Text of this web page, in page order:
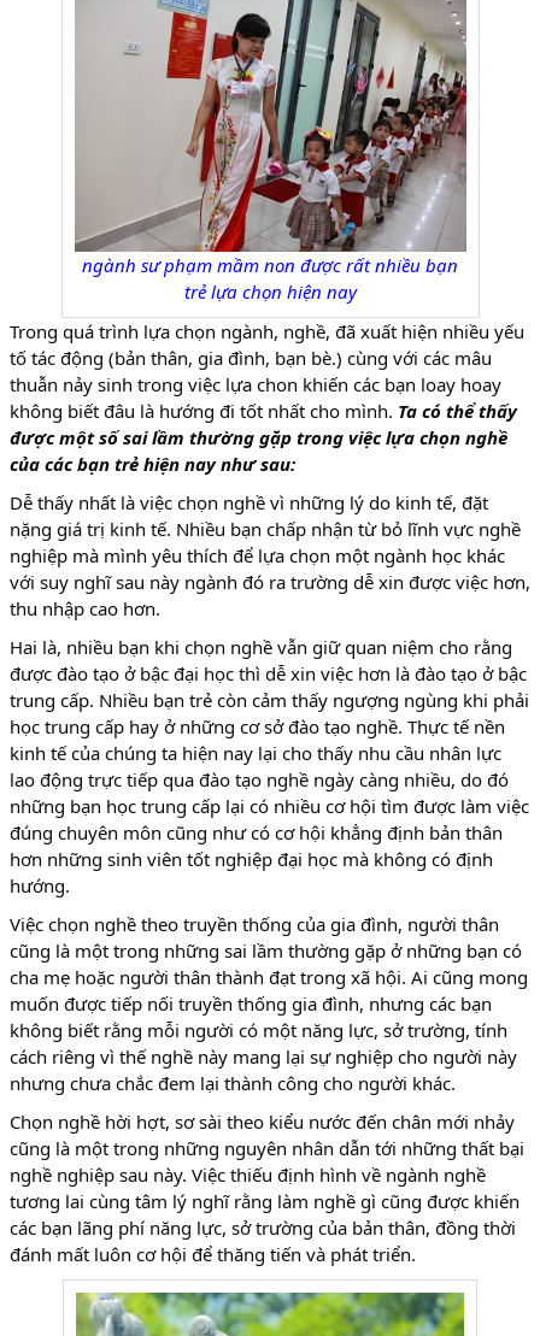
ngành sư phạm mầm non được rất nhiều bạn
trẻ lựa chọn hiện nay
Trong quá trình lựa chọn ngành, nghề, đã xuất hiện nhiều yếu
tố tác động (bản thân, gia đình, bạn bè.) cùng với các mâu
thuẫn nảy sinh trong việc lựa chon khiến các bạn loay hoay
không biết đâu là hướng đi tốt nhất cho mình. Ta có thể thấy
được một số sai lầm thường gặp trong việc lựa chọn nghề
của các bạn trẻ hiện nay như sau:
Dễ thấy nhất là việc chọn nghề vì những lý do kinh tế, đặt
nặng giá trị kinh tế. Nhiều bạn chấp nhận từ bỏ lĩnh vực nghề
nghiệp mà mình yêu thích để lựa chọn một ngành học khác
với suy nghĩ sau này ngành đó ra trường dễ xin được việc hơn,
thu nhập cao hơn.
Hai là, nhiều bạn khi chọn nghề vẫn giữ quan niệm cho rằng
được đào tạo ở bậc đại học thì dễ xin việc hơn là đào tạo ở bậc
trung cấp. Nhiều bạn trẻ còn cảm thấy ngượng ngùng khi phải
học trung cấp hay ở những cơ sở đào tạo nghề. Thực tế nền
kinh tế của chúng ta hiện nay lại cho thấy nhu cầu nhân lực
lao động trực tiếp qua đào tạo nghề ngày càng nhiều, do đó
những bạn học trung cấp lại có nhiều cơ hội tìm được làm việc
đúng chuyên môn cũng như có cơ hội khẳng định bản thân
hơn những sinh viên tốt nghiệp đại học mà không có định
hướng.
Việc chọn nghề theo truyền thống của gia đình, người thân
cũng là một trong những sai lầm thường gặp ở những bạn có
cha mẹ hoặc người thân thành đạt trong xã hội. Ai cũng mong
muốn được tiếp nối truyền thống gia đình, nhưng các bạn
không biết rằng mỗi người có một năng lực, sở trường, tính
cách riêng vì thế nghề này mang lại sự nghiệp cho người này
nhưng chưa chắc đem lại thành công cho người khác.
Chọn nghề hời hợt, sơ sài theo kiểu nước đến chân mới nhảy
cũng là một trong những nguyên nhân dẫn tới những thất bại
nghề nghiệp sau này. Việc thiếu định hình về ngành nghề
tương lai cùng tâm lý nghĩ rằng làm nghề gì cũng được khiến
các bạn lãng phí năng lực, sở trường của bản thân, đồng thời
đánh mất luôn cơ hội để thăng tiến và phát triển.